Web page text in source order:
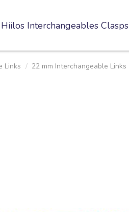
Hiilos Interchangeables Clasps
Links 22 mm Interchangeable Links